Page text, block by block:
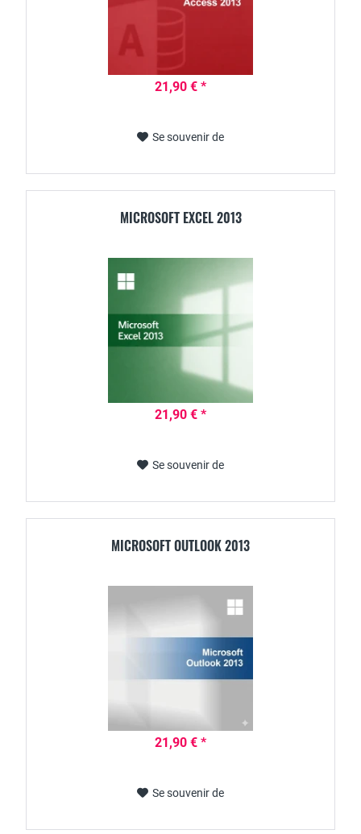
21,90 € *
Se souvenir de
MICROSOFT EXCEL 2013
21,90 € *
Se souvenir de
MICROSOFT OUTLOOK 2013
21,90 € *
Se souvenir de